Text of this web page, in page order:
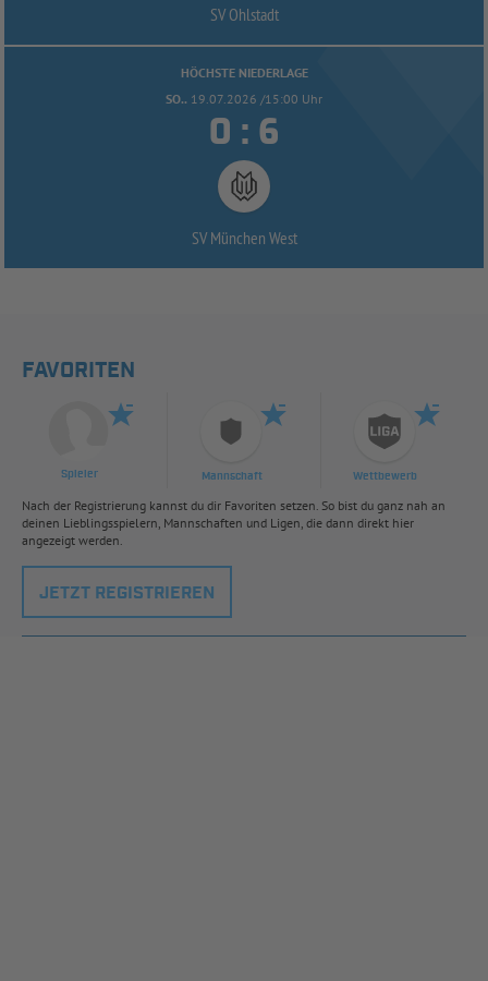
SV Ohlstadt
HÖCHSTE NIEDERLAGE
SO.. 19.07.2026 /15:00 Uhr
 : 
SV München West
FAVORITEN
Spieler Mannschaft Wettbewerb
Nach der Registrierung kannst du dir Favoriten setzen. So bist du ganz nah an
deinen Lieblingsspielern, Mannschaften und Ligen, die dann direkt hier
angezeigt werden.
JETZT REGISTRIEREN